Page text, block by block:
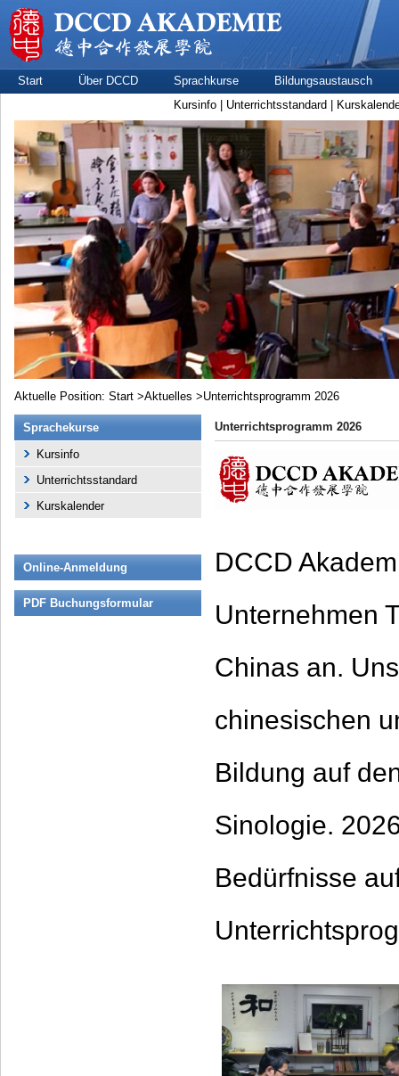
Start Über DCCD Sprachkurse
Bildungsaustausch
Kursinfo
Unterrichtsstandard
Aktuelle Position: Start >Aktuelles >Unterrichtsprogramm 2026
Sprachekurse
Kursinfo
Unterrichtsstandard
Kurskalender
Online-Anmeldung
PDF Buchungsformular
Unterrichtsprogramm 2026
DCCD
Unternehmen
Chinas an.
chinesischen
Bildung auf
Sinologie.
Bedürfnisse